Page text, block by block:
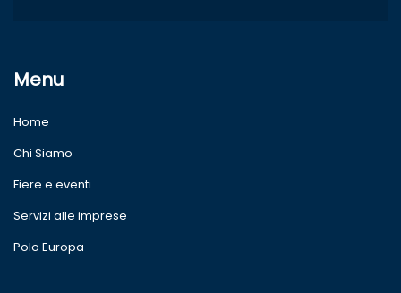
Menu
Home
Chi Siamo
Fiere e eventi
Servizi alle imprese
Polo Europa